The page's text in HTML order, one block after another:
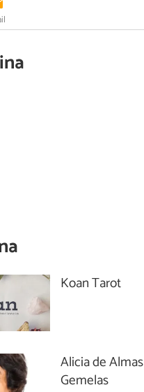
Koan Tarot
Alicia de Almas
Gemelas